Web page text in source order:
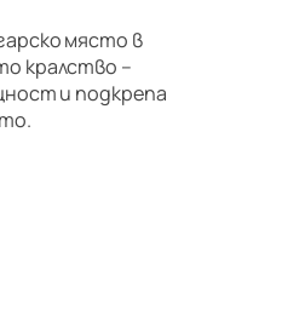
място в
кралство –
и подкрепа